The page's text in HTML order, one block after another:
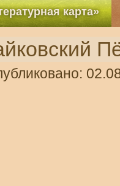
карта»